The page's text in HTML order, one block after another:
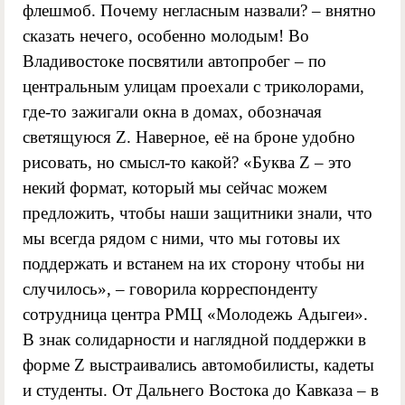
флешмоб. Почему негласным назвали? – внятно
сказать нечего, особенно молодым! Во
Владивостоке посвятили автопробег – по
центральным улицам проехали с триколорами,
где-то зажигали окна в домах, обозначая
светящуюся Z. Наверное, её на броне удобно
рисовать, но смысл-то какой? «Буква Z – это
некий формат, который мы сейчас можем
предложить, чтобы наши защитники знали, что
мы всегда рядом с ними, что мы готовы их
поддержать и встанем на их сторону чтобы ни
случилось», – говорила корреспонденту
сотрудница центра РМЦ «Молодежь Адыгеи».
В знак солидарности и наглядной поддержки в
форме Z выстраивались автомобилисты, кадеты
и студенты. От Дальнего Востока до Кавказа – в